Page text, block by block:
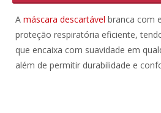
A máscara descartável branca com
proteção respiratória eficiente,
que encaixa com suavidade em
além de permitir durabilidade e